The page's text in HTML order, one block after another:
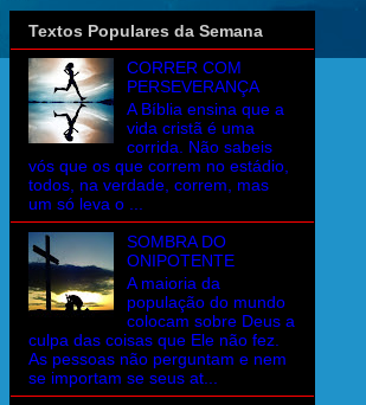
Textos Populares da Semana
CORRER COM
PERSEVERANÇA
A Bíblia ensina que a
vida cristã é uma
corrida. Não sabeis
vós que os que correm no estádio,
todos, na verdade, correm, mas
um só leva o ...
SOMBRA DO
ONIPOTENTE
A maioria da
população do mundo
colocam sobre Deus a
culpa das coisas que Ele não fez.
As pessoas não perguntam e nem
se importam se seus at...